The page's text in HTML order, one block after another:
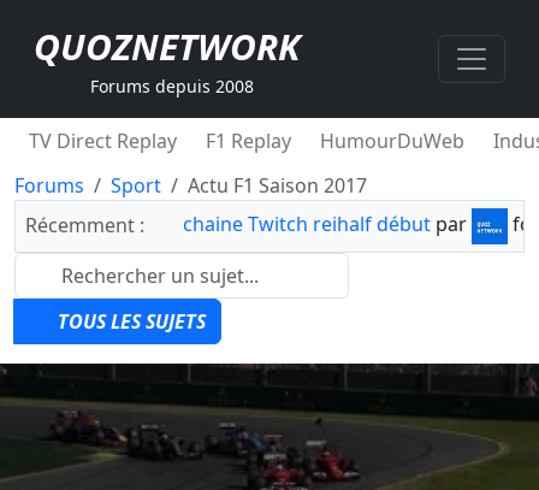
QUOZNETWORK
Forums depuis 2008
TV Direct Replay F1 Replay HumourDuWeb
Forums
Sport
Actu F1 Saison 2017
Récemment :
chaine Twitch reihalf début par
TOUS LES SUJETS